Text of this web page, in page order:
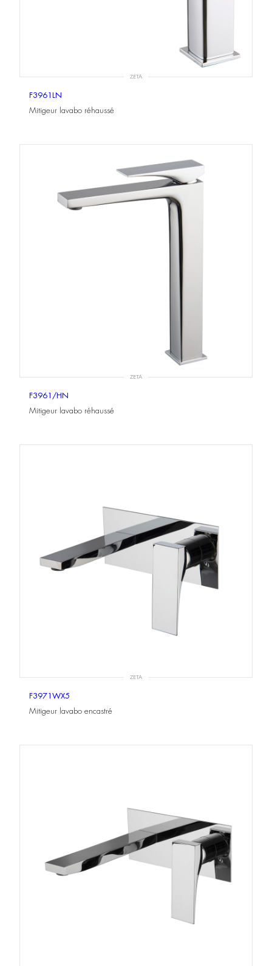
ZETA
F3961LN
Mitigeur lavabo réhaussé
ZETA
F3961/HN
Mitigeur lavabo réhaussé
ZETA
F3971WX5
Mitigeur lavabo encastré